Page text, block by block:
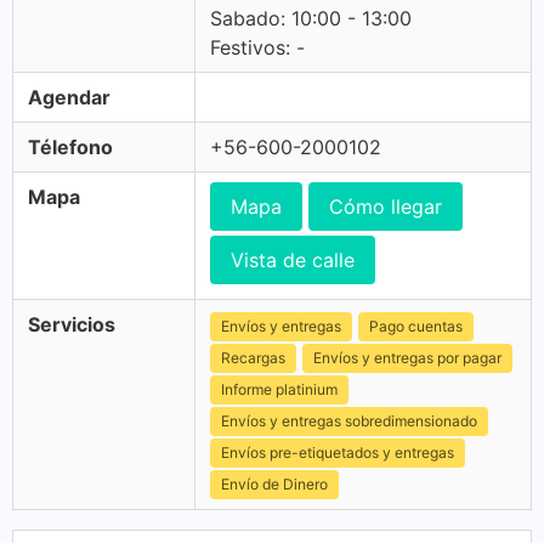
Sabado: 10:00 - 13:00
Festivos: -
Agendar
Télefono +56-600-2000102
Mapa Mapa Cómo llegar
Vista de calle
Servicios Envíos y entregas
Pago cuentas
Recargas
Envíos y entregas por pagar
Informe platinium
Envíos y entregas sobredimensionado
Envíos pre-etiquetados y entregas
Envío de Dinero